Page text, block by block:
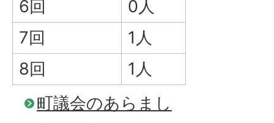
6回
0人
7回
1人
8回
1人
町議会のあらまし